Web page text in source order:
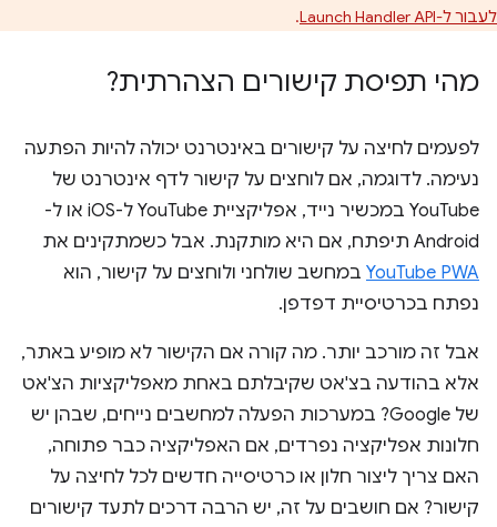
לעבור ל-Launch Handler API
.
מהי תפיסת קישורים הצהרתית?
לפעמים לחיצה על קישורים באינטרנט יכולה להיות הפתעה
נעימה. לדוגמה, אם לוחצים על קישור לדף אינטרנט של
YouTube במכשיר נייד, אפליקציית YouTube ל-iOS או ל-
Android תיפתח, אם היא מותקנת. אבל כשמתקינים את
YouTube PWA במחשב שולחני ולוחצים על קישור, הוא
נפתח בכרטיסיית דפדפן.
אבל זה מורכב יותר. מה קורה אם הקישור לא מופיע באתר,
אלא בהודעה בצ'אט שקיבלתם באחת מאפליקציות הצ'אט
של Google? במערכות הפעלה למחשבים נייחים, שבהן יש
חלונות אפליקציה נפרדים, אם האפליקציה כבר פתוחה,
האם צריך ליצור חלון או כרטיסייה חדשים לכל לחיצה על
קישור? אם חושבים על זה, יש הרבה דרכים לתעד קישורים